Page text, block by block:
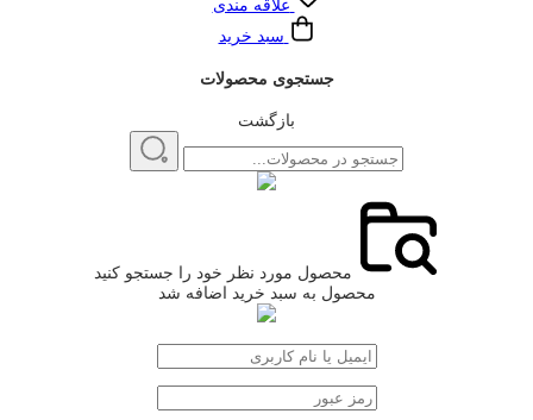
علاقه مندی
سبد خرید
جستجوی محصولات
بازگشت
محصول مورد نظر خود را جستجو کنید
محصول به سبد خرید اضافه شد